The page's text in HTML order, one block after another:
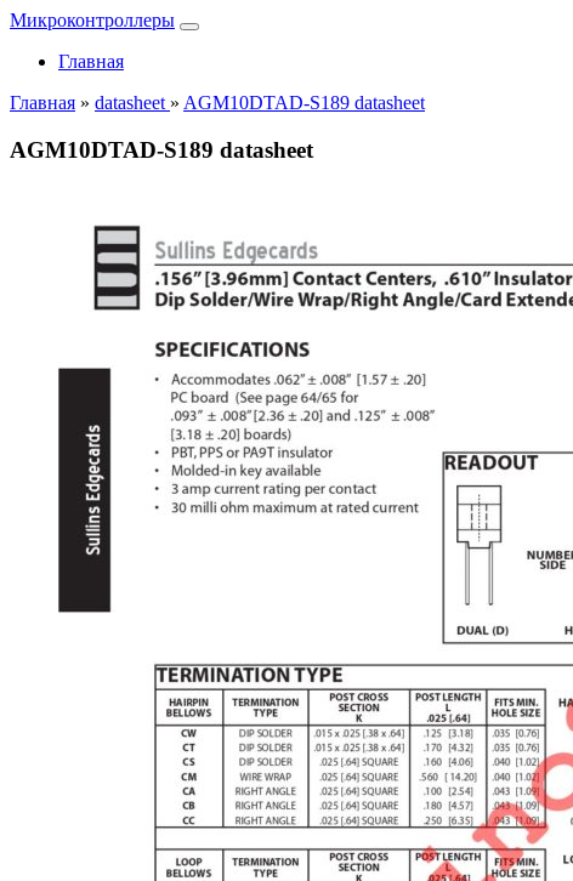
Микроконтроллеры
Главная
Главная » datasheet » AGM10DTAD-S189 datasheet
AGM10DTAD-S189 datasheet